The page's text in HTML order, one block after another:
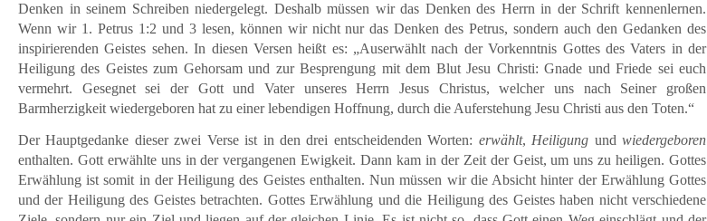
Denken in seinem Schreiben niedergelegt. Deshalb müssen wir das Denken des Herrn in der Schrift kennenlernen.
Wenn wir 1. Petrus 1:2 und 3 lesen, können wir nicht nur das Denken des Petrus, sondern auch den Gedanken des
inspirierenden Geistes sehen. In diesen Versen heißt es: „Auserwählt nach der Vorkenntnis Gottes des Vaters in der
Heiligung des Geistes zum Gehorsam und zur Besprengung mit dem Blut Jesu Christi: Gnade und Friede sei euch
vermehrt. Gesegnet sei der Gott und Vater unseres Herrn Jesus Christus, welcher uns nach Seiner großen
Barmherzigkeit wiedergeboren hat zu einer lebendigen Hoffnung, durch die Auferstehung Jesu Christi aus den Toten.“
Der Hauptgedanke dieser zwei Verse ist in den drei entscheidenden Worten: erwählt, Heiligung undwiedergeboren
enthalten. Gott erwählte uns in der vergangenen Ewigkeit. Dann kam in der Zeit der Geist, um uns zu heiligen. Gottes
Erwählung ist somit in der Heiligung des Geistes enthalten. Nun müssen wir die Absicht hinter der Erwählung Gottes
und der Heiligung des Geistes betrachten. Gottes Erwählung und die Heiligung des Geistes haben nicht verschiedene